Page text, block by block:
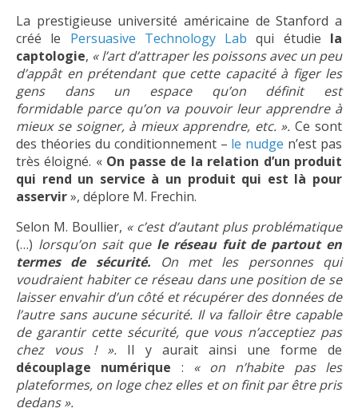
La prestigieuse université américaine de Stanford a
créé le Persuasive Technology Lab qui étudie la
captologie, « l’art d’attraper les poissons avec un peu
d’appât en prétendant que cette capacité à figer les
gens dans un espace qu’on définit est
formidable parce qu’on va pouvoir leur apprendre à
mieux se soigner, à mieux apprendre, etc. ».Ce sont
des théories du conditionnement – le nudge n’est pas
très éloigné. « On passe de la relation d’un produit
qui rend un service à un produit qui est là pour
asservir», déplore M. Frechin.
Selon M. Boullier, « c’est d’autant plus problématique
(…) lorsqu’on sait que le réseau fuit de partout en
termes de sécurité. On met les personnes qui
voudraient habiter ce réseau dans une position de se
laisser envahir d’un côté et récupérer des données de
l’autre sans aucune sécurité. Il va falloir être capable
de garantir cette sécurité, que vous n’acceptiez pas
chez vous ! ». Il y aurait ainsi une forme de
découplage numérique : « on n’habite pas les
plateformes, on loge chez elles et on finit par être pris
dedans ».